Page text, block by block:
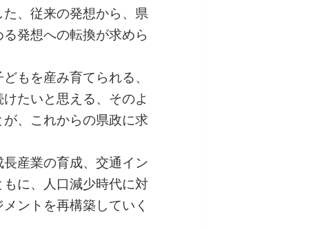
、従来の発想から、県
発想への転換が求めら
もを産み育てられる、
たいと思える、そのよ
、これからの県政に求
産業の育成、交通イン
に、人口減少時代に対
ントを再構築していく